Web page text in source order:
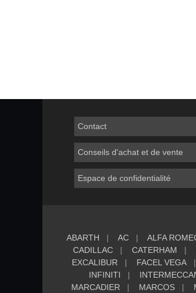
Contact
Conseils d'achat et de vente
Espace de confidentialité
ABARTH
AC ALFA
CADILLAC
CATERHAM
EXCALIBUR
FACEL VEGA
INFINITI
MARCADIER
MARCOS